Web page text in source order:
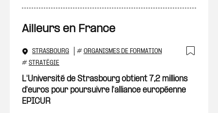
Ailleurs en France
STRASBOURG # ORGANISMES DE FORMATION
# STRATÉGIE
L'Université de Strasbourg obtient 7,2 millions
d'euros pour poursuivre l'alliance européenne
EPICUR